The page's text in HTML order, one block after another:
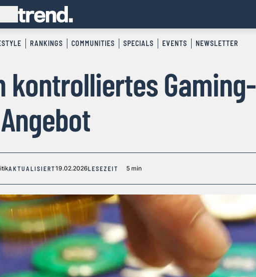
RANKINGS COMMUNITIES SPECIALS EVENTS NEWSLETTER
kontrolliertes Gaming-
Angebot
AKTUALISIERT19.02.2026LESEZEIT 5 min